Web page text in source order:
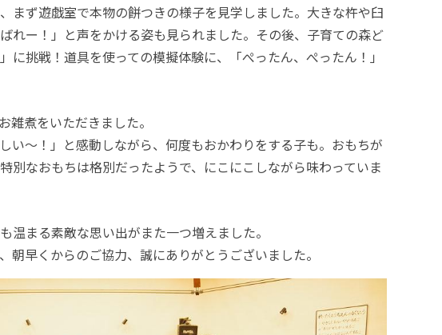
まず遊戯室で本物の餅つきの様子を見学しました。大きな杵や臼
れー！」と声をかける姿も見られました。その後、子育ての森ど
に挑戦！道具を使っての模擬体験に、「ぺったん、ぺったん！」
雑煮をいただきました。
い〜！」と感動しながら、何度もおかわりをする子も。おもちが
別なおもちは格別だったようで、にこにこしながら味わっていま
温まる素敵な思い出がまた一つ増えました。
朝早くからのご協力、誠にありがとうございました。